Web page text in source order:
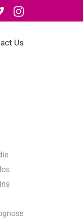
VimeoInstagram
Us